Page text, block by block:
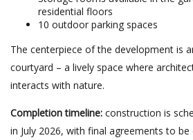
residential floors
10 outdoor parking spaces
The centerpiece of the development is
courtyard – a lively space where
interacts with nature.
Completion timeline: construction is
in July 2026, with final agreements to